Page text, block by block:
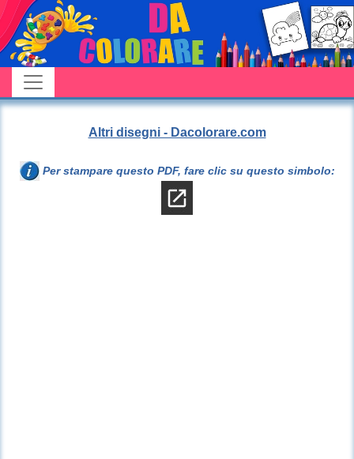
Altri disegni - Dacolorare.com
Per stampare questo PDF, fare clic su questo simbolo: